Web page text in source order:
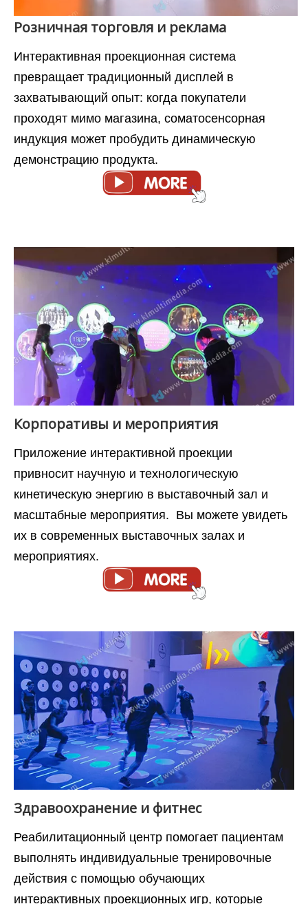
Розничная торговля и реклама
Интерактивная проекционная система
превращает традиционный дисплей в
захватывающий опыт: когда покупатели
проходят мимо магазина, соматосенсорная
индукция может пробудить динамическую
демонстрацию продукта.
Корпоративы и мероприятия
Приложение интерактивной проекции
привносит научную и технологическую
кинетическую энергию в выставочный зал и
масштабные мероприятия. Вы можете увидеть
их в современных выставочных залах и
мероприятиях.
Здравоохранение и фитнес
Реабилитационный центр помогает пациентам
выполнять индивидуальные тренировочные
действия с помощью обучающих
интерактивных проекционных игр, которые